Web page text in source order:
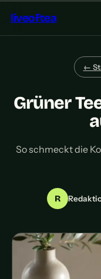
liveoftea
←
Grüner
So schmeckt die
R